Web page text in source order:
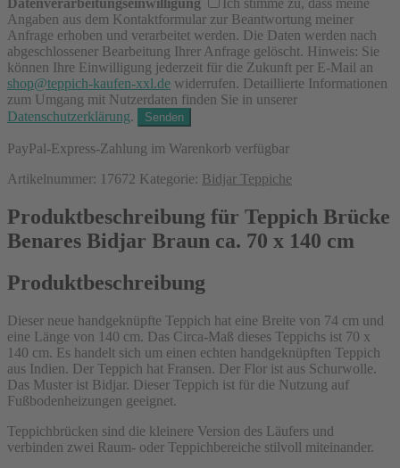
Datenverarbeitungseinwilligung
Ich stimme zu, dass meine
Angaben aus dem Kontaktformular zur Beantwortung meiner
Anfrage erhoben und verarbeitet werden. Die Daten werden nach
abgeschlossener Bearbeitung Ihrer Anfrage gelöscht. Hinweis: Sie
können Ihre Einwilligung jederzeit für die Zukunft per E-Mail an
shop@teppich-kaufen-xxl.de widerrufen. Detaillierte Informationen
zum Umgang mit Nutzerdaten finden Sie in unserer
Datenschutzerklärung.
PayPal-Express-Zahlung im Warenkorb verfügbar
Artikelnummer: 17672 Kategorie: Bidjar Teppiche
Produktbeschreibung für Teppich Brücke
Benares Bidjar Braun ca. 70 x 140 cm
Produktbeschreibung
Dieser neue handgeknüpfte Teppich hat eine Breite von 74 cm und
eine Länge von 140 cm. Das Circa-Maß dieses Teppichs ist 70 x
140 cm. Es handelt sich um einen echten handgeknüpften Teppich
aus Indien. Der Teppich hat Fransen. Der Flor ist aus Schurwolle.
Das Muster ist Bidjar. Dieser Teppich ist für die Nutzung auf
Fußbodenheizungen geeignet.
Teppichbrücken sind die kleinere Version des Läufers und
verbinden zwei Raum- oder Teppichbereiche stilvoll miteinander.